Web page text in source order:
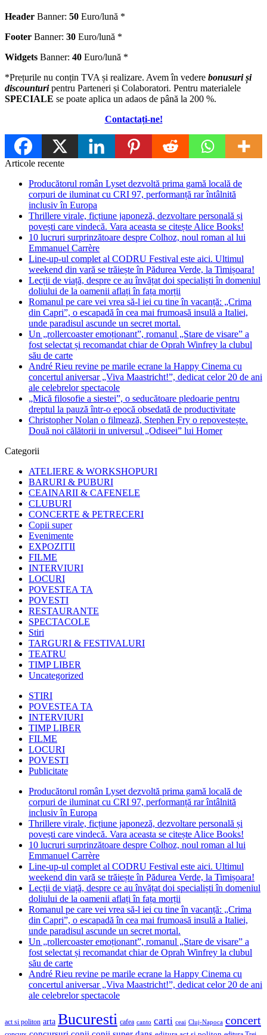
Header Banner: 50 Euro/lună *
Footer Banner: 30 Euro/lună *
Widgets Banner: 40 Euro/lună *
*Prețurile nu conțin TVA și realizare. Avem în vedere bonusuri și
discounturipentru Parteneri și Colaboratori. Pentru materialele
SPECIALE se poate aplica un adaos de până la 200 %.
Contactați-ne!
Articole recente
Producătorul român Lyset dezvoltă prima gamă locală de
corpuri de iluminat cu CRI 97, performanță rar întâlnită
inclusiv în Europa
Thrillere virale, ficțiune japoneză, dezvoltare personală și
povești care vindecă. Vara aceasta se citește Alice Books!
10 lucruri surprinzătoare despre Colhoz, noul roman al lui
Emmanuel Carrère
Line-up-ul complet al CODRU Festival este aici. Ultimul
weekend din vară se trăiește în Pădurea Verde, la Timișoara!
Lecții de viață, despre ce au învățat doi specialiști în domeniul
doliului de la oamenii aflați în fața morții
Romanul pe care vei vrea să-l iei cu tine în vacanță: „Crima
din Capri”, o escapadă în cea mai frumoasă insulă a Italiei,
unde paradisul ascunde un secret mortal.
Un „rollercoaster emoționant”, romanul „Stare de visare” a
fost selectat și recomandat chiar de Oprah Winfrey la clubul
său de carte
André Rieu revine pe marile ecrane la Happy Cinema cu
concertul aniversar „Viva Maastricht!”, dedicat celor 20 de ani
ale celebrelor spectacole
„Mică filosofie a siestei”, o seducătoare pledoarie pentru
dreptul la pauză într-o epocă obsedată de productivitate
Christopher Nolan o filmează, Stephen Fry o repovestește.
Două noi călătorii in universul „Odiseei” lui Homer
Categorii
ATELIERE & WORKSHOPURI
BARURI & PUBURI
CEAINARII & CAFENELE
CLUBURI
CONCERTE & PETRECERI
Copii super
Evenimente
EXPOZITII
FILME
INTERVIURI
LOCURI
POVESTEA TA
POVESTI
RESTAURANTE
SPECTACOLE
Stiri
TARGURI & FESTIVALURI
TEATRU
TIMP LIBER
Uncategorized
STIRI
POVESTEA TA
INTERVIURI
TIMP LIBER
FILME
LOCURI
POVESTI
Publicitate
Producătorul român Lyset dezvoltă prima gamă locală de
corpuri de iluminat cu CRI 97, performanță rar întâlnită
inclusiv în Europa
Thrillere virale, ficțiune japoneză, dezvoltare personală și
povești care vindecă. Vara aceasta se citește Alice Books!
10 lucruri surprinzătoare despre Colhoz, noul roman al lui
Emmanuel Carrère
Line-up-ul complet al CODRU Festival este aici. Ultimul
weekend din vară se trăiește în Pădurea Verde, la Timișoara!
Lecții de viață, despre ce au învățat doi specialiști în domeniul
doliului de la oamenii aflați în fața morții
Romanul pe care vei vrea să-l iei cu tine în vacanță: „Crima
din Capri”, o escapadă în cea mai frumoasă insulă a Italiei,
unde paradisul ascunde un secret mortal.
Un „rollercoaster emoționant”, romanul „Stare de visare” a
fost selectat și recomandat chiar de Oprah Winfrey la clubul
său de carte
André Rieu revine pe marile ecrane la Happy Cinema cu
concertul aniversar „Viva Maastricht!”, dedicat celor 20 de ani
ale celebrelor spectacole
act si politon arta Bucuresti cafea canto carti ceai Cluj-Napoca concert